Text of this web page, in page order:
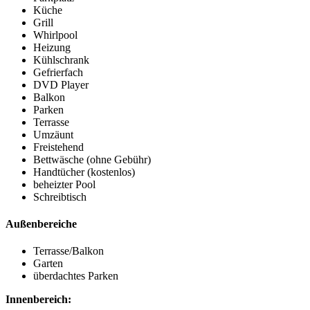
Küche
Grill
Whirlpool
Heizung
Kühlschrank
Gefrierfach
DVD Player
Balkon
Parken
Terrasse
Umzäunt
Freistehend
Bettwäsche (ohne Gebühr)
Handtücher (kostenlos)
beheizter Pool
Schreibtisch
Außenbereiche
Terrasse/Balkon
Garten
überdachtes Parken
Innenbereich: